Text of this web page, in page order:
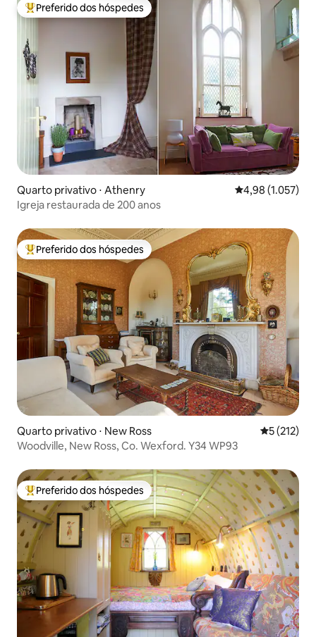
Entre os melhores preferidos dos hóspedes
Preferido dos hóspedes
Quarto privativo ⋅ Athenry 4,98 de uma
4,98 (1.057)
Igreja restaurada de 200 anos
Entre os melhores preferidos dos hóspedes
Preferido dos hóspedes
Quarto privativo ⋅ New Ross 5 de uma
5 (212)
Woodville, New Ross, Co. Wexford. Y34 WP93
Entre os melhores preferidos dos hóspedes
Preferido dos hóspedes